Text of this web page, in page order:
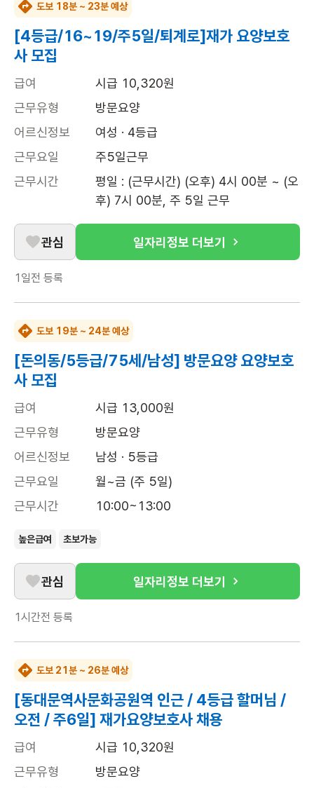
도보 18분 ~ 23분 예상
[4등급/16~19/주5일/퇴계로]재가 요양보호
사 모집
급여
시급 10,320원
근무유형
방문요양
어르신정보
여성 · 4등급
근무요일
주5일근무
근무시간
평일 : (근무시간) (오후) 4시 00분 ~ (오
후) 7시 00분, 주 5일 근무
관심 일자리정보 더보기
1일전 등록
도보 19분 ~ 24분 예상
[돈의동/5등급/75세/남성] 방문요양 요양보호
사 모집
급여
시급 13,000원
근무유형
방문요양
어르신정보
남성 · 5등급
근무요일
월~금 (주 5일)
근무시간
10:00~13:00
높은급여 초보가능
관심 일자리정보 더보기
1시간전 등록
도보 21분 ~ 26분 예상
[동대문역사문화공원역 인근 / 4등급 할머님 /
오전 / 주6일] 재가요양보호사 채용
급여
시급 10,320원
근무유형
방문요양